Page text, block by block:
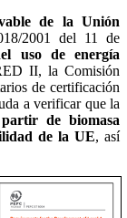
de la Unión
2001 del 11 de
uso de energía
II, la Comisión
de certificación
a verificar que la
de biomasa
de la UE, así